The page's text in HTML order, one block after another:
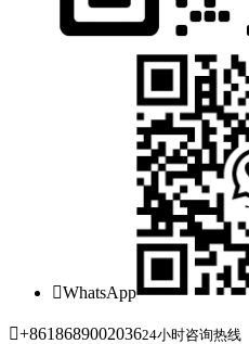
WhatsApp
+861868900203624小时咨询热线